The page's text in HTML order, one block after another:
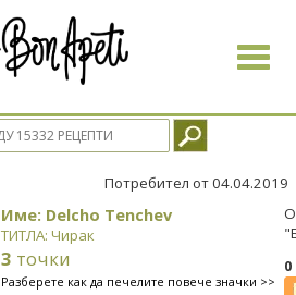
Toggle
Потребител от 04.04.2019
Име: Delcho Tenchev
ТИТЛА: Чирак
3 точки
Разберете как да печелите повече значки >>